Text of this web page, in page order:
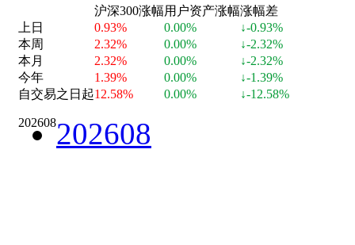
沪深300涨幅用户资产涨幅涨幅差
上日
0.93% 0.00%
↓-0.93%
本周
2.32% 0.00%
↓-2.32%
本月
2.32% 0.00%
↓-2.32%
今年
1.39% 0.00%
↓-1.39%
自交易之日起12.58% 0.00% ↓-12.58%
202608202608